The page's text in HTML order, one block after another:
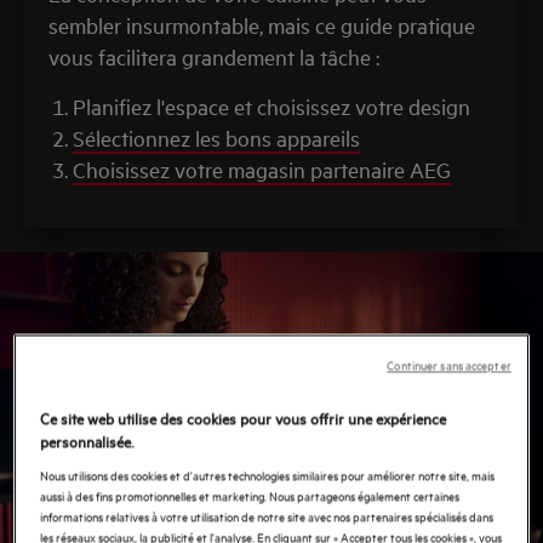
sembler insurmontable, mais ce guide pratique
vous facilitera grandement la tâche :
Planifiez l'espace et choisissez votre design
Sélectionnez les bons appareils
Choisissez votre magasin partenaire AEG
Ce site web utilise des cookies pour vous offrir une expérience
personnalisée.
Nous utilisons des cookies et d'autres technologies similaires pour améliorer notre site, mais
aussi à des fins promotionnelles et marketing. Nous partageons également certaines
informations relatives à votre utilisation de notre site avec nos partenaires spécialisés dans
les réseaux sociaux, la publicité et l'analyse. En cliquant sur « Accepter tous les cookies », vous
Continuer sans accepter